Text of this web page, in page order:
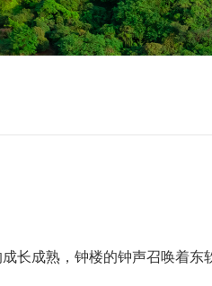
长成熟，钟楼的钟声召唤着东